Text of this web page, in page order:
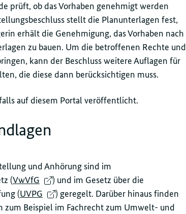
prüft, ob das Vorhaben genehmigt werden
stellt die Planunterlagen fest,
erhält die Genehmigung, das Vorhaben nach
zu bauen. Um die betroffenen Rechte und
kann der Beschluss weitere Auflagen für
die diese dann berücksichtigen muss.
auf diesem Portal veröffentlicht.
und Anhörung sind im
(VwVfG
) und im Gesetz über die
(UVPG
) geregelt. Darüber hinaus finden
zum Beispiel im Fachrecht zum Umwelt- und